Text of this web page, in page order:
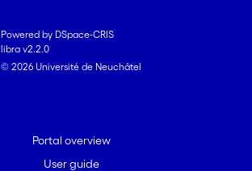
Powered by DSpace-CRIS
libra v2.2.0
© 2026 Université de Neuchâtel
Portal overview
User guide